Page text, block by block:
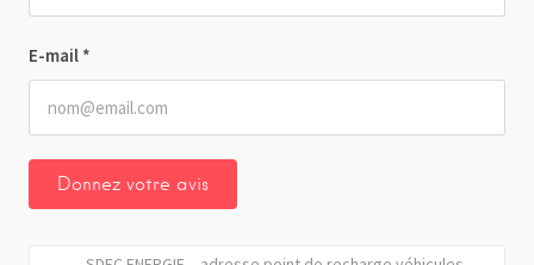
E-mail *